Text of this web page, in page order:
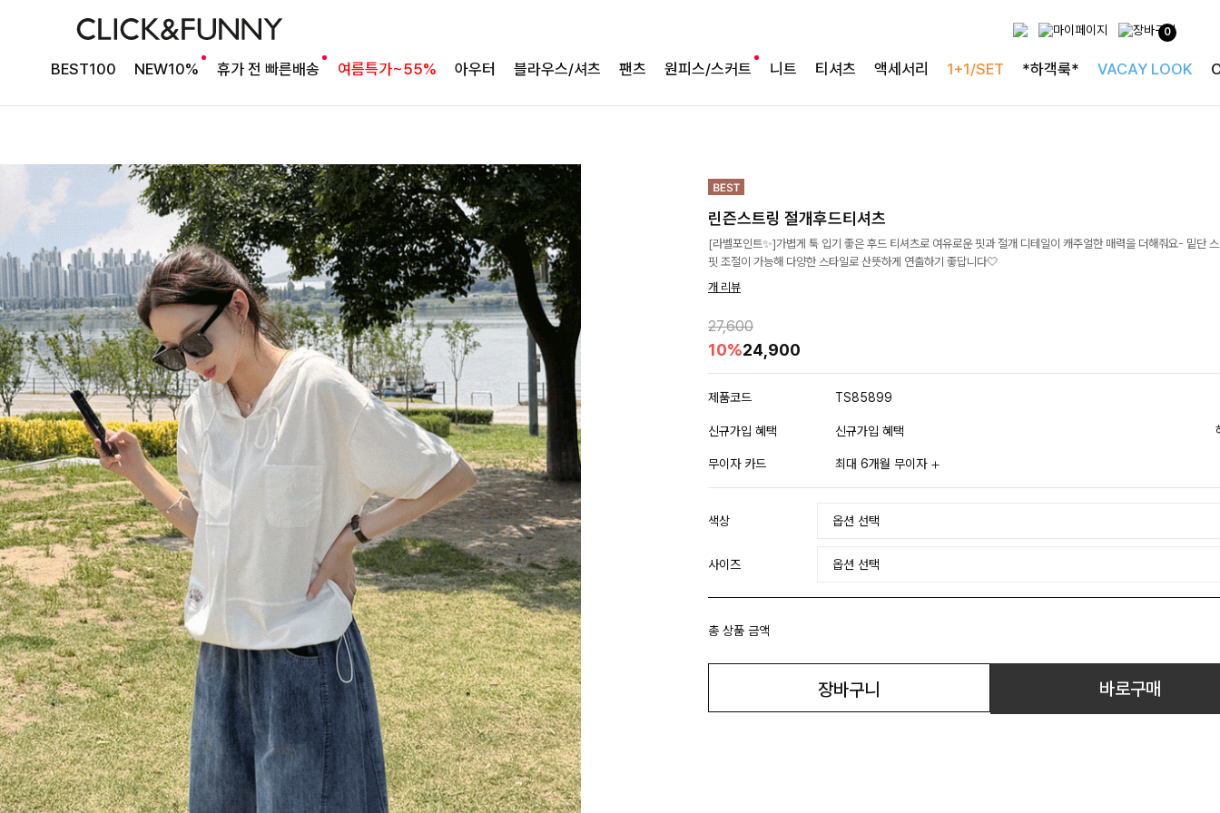
0
BEST100 NEW10% 휴가 전 빠른배송 여름특가~55% 아우터 블라우스/셔츠 팬츠 원피스/스커트 니트 티셔츠 액세서리 1+1/SET *하객룩* VACAY LOOK
린즌스트링 절개후드티셔츠
[라벨포인트✨]가볍게 툭 입기 좋은 후드 티셔츠로 여유로운 핏과 절개 디테일이 캐주얼한 매력을 더해줘요- 밑단
핏 조절이 가능해 다양한 스타일로 산뜻하게 연출하기 좋답니다🤍
개 리뷰
27,600
10%24,900
제품코드 TS85899
신규가입 혜택 신규가입 혜택
무이자 카드 최대 6개월 무이자
색상
사이즈
총 상품 금액
장바구니 바로구매